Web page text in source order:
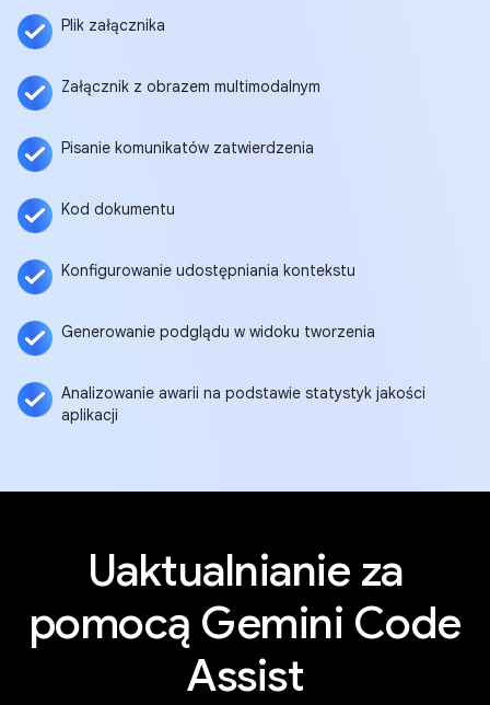
Plik załącznika
Załącznik z obrazem multimodalnym
Pisanie komunikatów zatwierdzenia
Kod dokumentu
Konfigurowanie udostępniania kontekstu
Generowanie podglądu w widoku tworzenia
Analizowanie awarii na podstawie statystyk jakości
aplikacji
Uaktualnianie za
pomocą Gemini Code
Assist